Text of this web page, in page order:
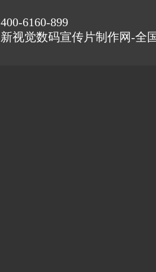
400-6160-899
新视觉数码宣传片制作网-全